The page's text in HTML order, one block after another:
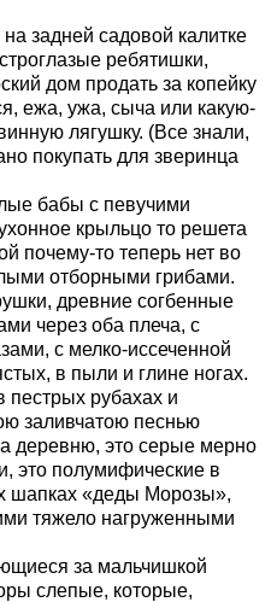
задней садовой калитке
ребятишки,
дом продать за копейку
ежа, ужа, сыча или какую-
лягушку. (Все знали,
покупать для зверинца
бабы с певучими
крыльцо то решета
почему-то теперь нет во
отборными грибами.
древние согбенные
через оба плеча, с
с мелко-иссеченной
в пыли и глине ногах.
пестрых рубахах и
заливчатою песнью
деревню, это серые мерно
это полумифические в
шапках «деды Морозы»,
тяжело нагруженными
за мальчишкой
слепые, которые,